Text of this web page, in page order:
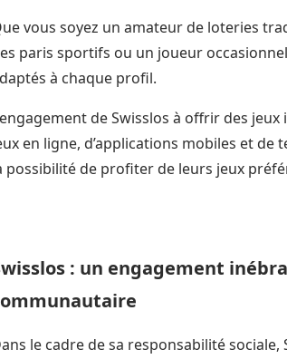
vous soyez un amateur de loteries
paris sportifs ou un joueur
à chaque profil.
de Swisslos à offrir des
en ligne, d’applications mobiles et
possibilité de profiter de leurs jeux
: un engagement
le cadre de sa responsabilité